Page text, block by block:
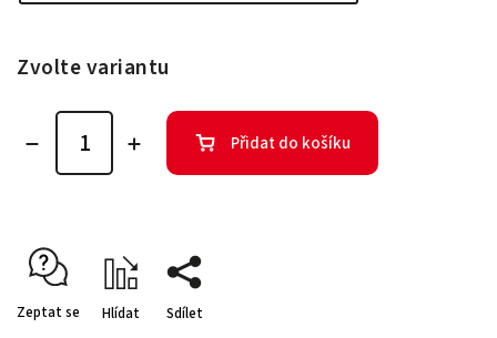
Zvolte variantu
Přidat do košíku
Zeptat se Hlídat Sdílet